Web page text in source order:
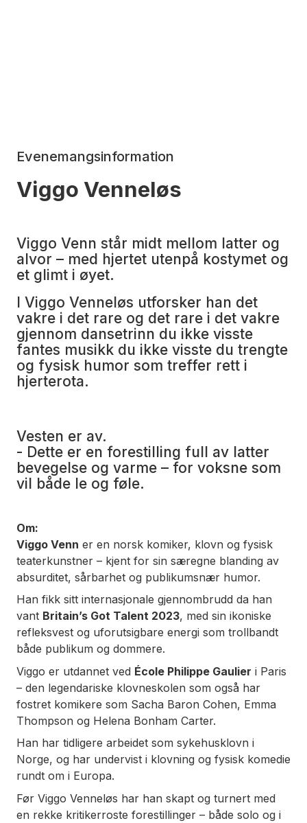
Evenemangsinformation
Viggo Venneløs
Viggo Venn står midt mellom latter og
alvor – med hjertet utenpå kostymet og
et glimt i øyet.
I Viggo Venneløs utforsker han det
vakre i det rare og det rare i det vakre
gjennom dansetrinn du ikke visste
fantes musikk du ikke visste du trengte
og fysisk humor som treffer rett i
hjerterota.
Vesten er av.
- Dette er en forestilling full av latter
bevegelse og varme – for voksne som
vil både le og føle.
Om:
Viggo Venn er en norsk komiker, klovn og fysisk
teaterkunstner – kjent for sin særegne blanding av
absurditet, sårbarhet og publikumsnær humor.
Han fikk sitt internasjonale gjennombrudd da han
vant Britain’s Got Talent 2023, med sin ikoniske
refleksvest og uforutsigbare energi som trollbandt
både publikum og dommere.
Viggo er utdannet ved École Philippe Gaulier i Paris
– den legendariske klovneskolen som også har
fostret komikere som Sacha Baron Cohen, Emma
Thompson og Helena Bonham Carter.
Han har tidligere arbeidet som sykehusklovn i
Norge, og har undervist i klovning og fysisk komedie
rundt om i Europa.
Før Viggo Venneløs har han skapt og turnert med
en rekke kritikerroste forestillinger – både solo og i